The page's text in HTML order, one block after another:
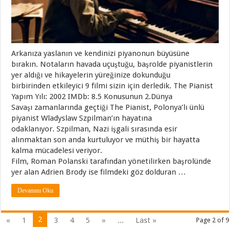
Arkanıza yaslanın ve kendinizi piyanonun büyüsüne
bırakın. Notaların havada uçuştuğu, başrolde piyanistlerin
yer aldığı ve hikayelerin yüreğinize dokunduğu
birbirinden etkileyici 9 filmi sizin için derledik. The Pianist
Yapım Yılı: 2002 IMDb: 8.5 Konusunun 2.Dünya
Savaşı zamanlarında geçtiği The Pianist, Polonya’lı ünlü
piyanist Wladyslaw Szpilman’ın hayatına
odaklanıyor. Szpilman, Nazi işgali sırasında esir
alınmaktan son anda kurtuluyor ve müthiş bir hayatta
kalma mücadelesi veriyor.
Film, Roman Polanski tarafından yönetilirken başrolünde
yer alan Adrien Brody ise filmdeki göz dolduran …
Devamını Oku
Page 2 of 9
« 1 2 3 4 5 » ... Last »